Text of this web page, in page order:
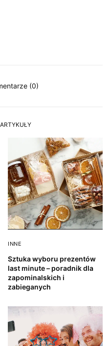
(0)
INNE
Sztuka wyboru prezentów
last minute – poradnik dla
zapominalskich i
zabieganych